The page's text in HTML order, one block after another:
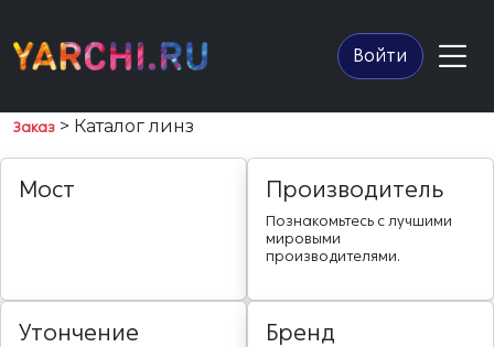
Войти
Заказ > Каталог линз
Мост Производитель
Познакомьтесь с лучшими
мировыми
производителями.
Утончение Бренд